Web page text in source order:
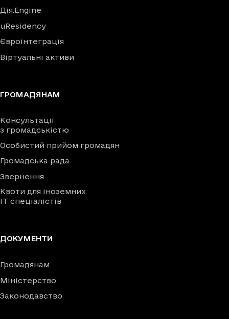
Дія.Engine
uResidency
Євроінтеграція
Віртуальні активи
ГРОМАДЯНАМ
Консультації
з громадськістю
Особистий прийом громадян
Громадська рада
Звернення
Квоти для іноземних
IT спеціалістів
ДОКУМЕНТИ
Громадянам
Міністерство
Законодавство